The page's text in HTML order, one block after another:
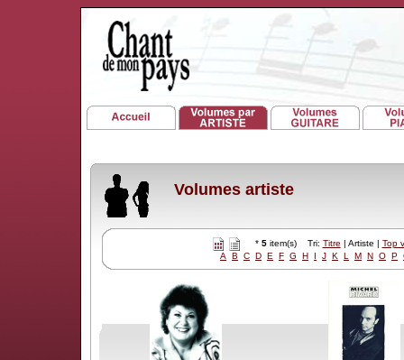
Volumes artiste
* 5item(s) Tri: Titre | Artiste | Top
A
B C D E F G H I J K L M N O P